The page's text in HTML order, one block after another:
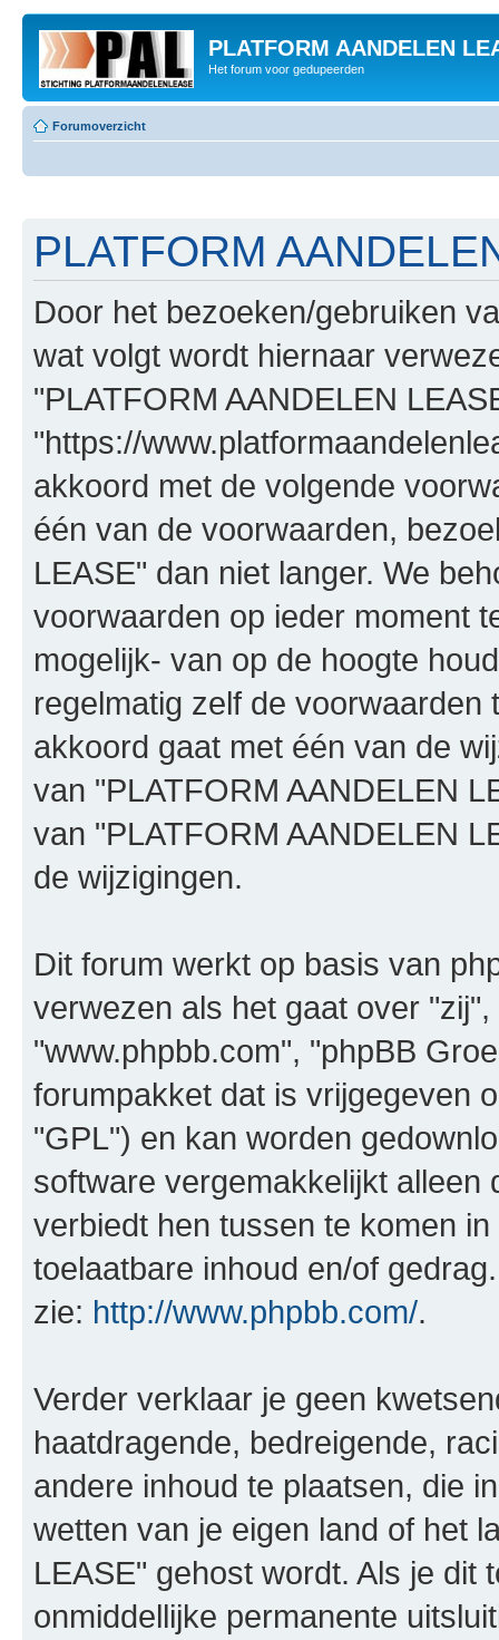
PLATFORM AANDELEN
Het forum voor gedupeerden
Forumoverzicht
PLATFORM
Door het bezoeken/gebruiken
wat volgt wordt hiernaar
"PLATFORM AANDELEN
"https://
akkoord met de volgende
één van de voorwaarden,
LEASE" dan niet langer. We
voorwaarden op ieder moment
mogelijk- van op de hoogte
regelmatig zelf de voorwaarden
akkoord gaat met één van de
van "PLATFORM AANDELEN
van "PLATFORM AANDELEN
de wijzigingen.
Dit forum werkt op basis van
verwezen als het gaat over
"www.phpbb.com", "phpBB
forumpakket dat is vrijgegeven
"GPL") en kan worden
software vergemakkelijkt alleen
verbiedt hen tussen te komen
toelaatbare inhoud en/of
zie: http://www.phpbb.com/.
Verder verklaar je geen
haatdragende, bedreigende,
andere inhoud te plaatsen, die
wetten van je eigen land of het
LEASE" gehost wordt. Als je dit
onmiddellijke permanente